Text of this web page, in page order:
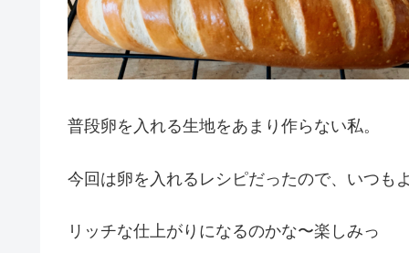
普段卵を入れる生地をあまり作らない私。
今回は卵を入れるレシピだったので、いつも
リッチな仕上がりになるのかな〜楽しみっ